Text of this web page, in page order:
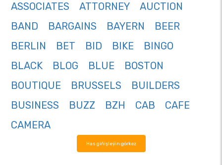
ASSOCIATES
ATTORNEY
AUCTION
BAND
BARGAINS BAYERN
BEER
BERLIN
BET BID BIKE
BINGO
BLACK
BLOG BLUE
BOSTON
BOUTIQUE
BRUSSELS
BUILDERS
BUSINESS
BUZZ BZH CAB
CAFE
CAMERA
Has giňişleýin görkez